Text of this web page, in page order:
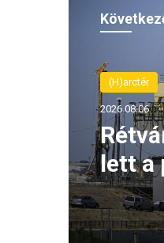
(H)arctér
2026.08.06.
lett a